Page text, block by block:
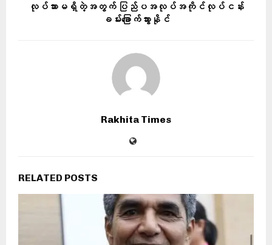
လုပ်သားမရှိတဲ့အတွက် ပြည်ပအလုပ်အကိုင်လုပ်ငန်း
ခမ်းခြောက်သွားနိုင်
Rakhita Times
RELATED POSTS